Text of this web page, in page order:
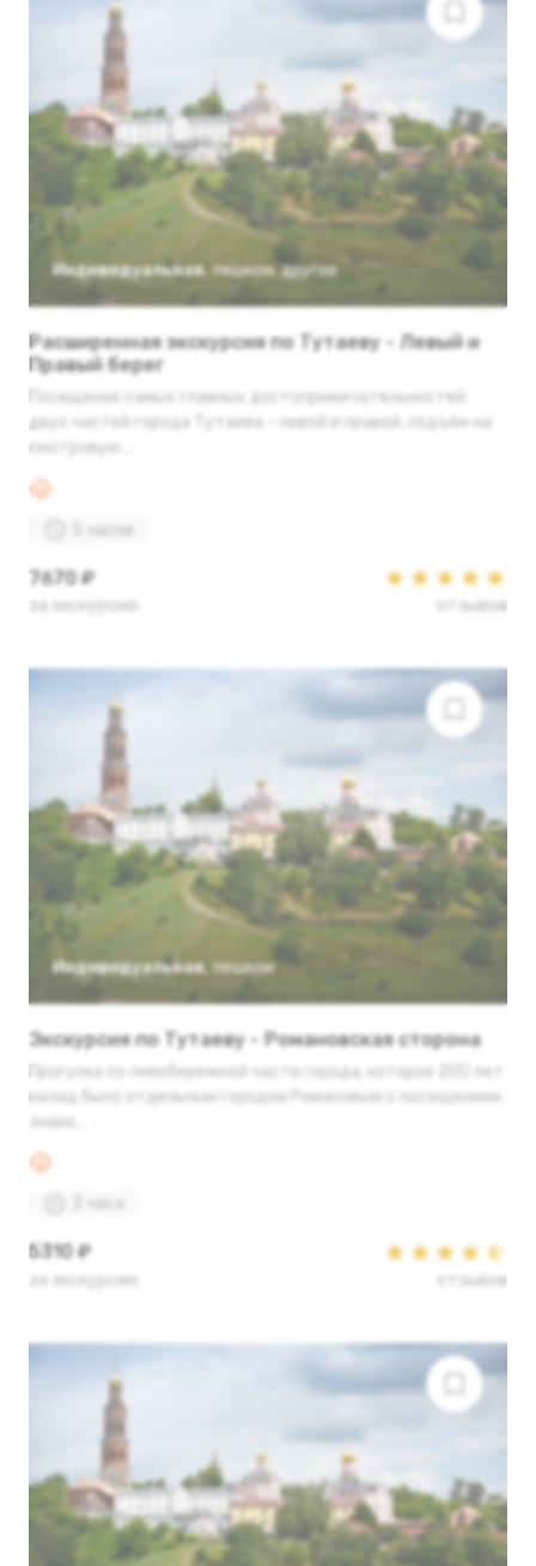
Индивидуальная, пешком, другое
Расширенная экскурсия по Тутаеву - Левый и
Правый берег
Посещение самых главных достопримечательностей
двух частей города Тутаева - левой и правой, подъём на
смотровую...
5 часов
7670 ₽
за экскурсию отзывов
Индивидуальная, пешком
Экскурсия по Тутаеву - Романовская сторона
Прогулка по левобережной части города, которое 200 лет
назад было отдельным городом Романовым с посещением
знако...
3 часа
5310 ₽
за экскурсию отзывов